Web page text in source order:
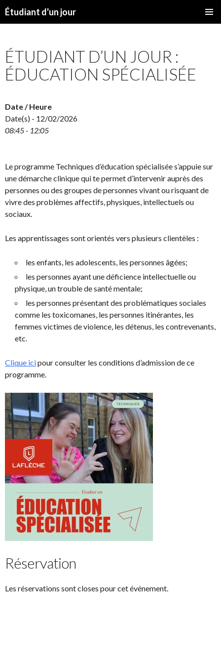
Étudiant d'un jour
ÉTUDIANT D’UN JOUR :
ÉDUCATION SPÉCIALISÉE
Date / Heure
Date(s) - 12/02/2026
08:45 - 12:05
Le programme Techniques d’éducation spécialisée s’appuie sur
une démarche clinique qui te permet d’intervenir auprès des
personnes ou des groupes de personnes vivant ou risquant de
vivre des problèmes affectifs, physiques, intellectuels ou
sociaux.
Les apprentissages sont orientés vers plusieurs clientèles :
les enfants, les adolescents, les personnes âgées;
les personnes ayant une déficience intellectuelle ou
physique, un trouble de santé mentale;
les personnes présentant des problématiques sociales
comme les toxicomanes, les personnes itinérantes, les
femmes victimes de violence, les détenus, les contrevenants,
etc.
Clique icipour consulter les conditions d’admission de ce
programme.
Réservation
Les réservations sont closes pour cet événement.